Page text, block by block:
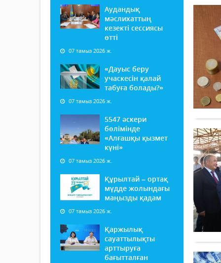
Аудандық
мәслихаттың
кезекті сессиясы
өтті
07 тамыз 2026 ж.
«Дауыс беру
учаскесін қалай
табуға болады?»
07 тамыз 2026 ж.
5547 әскери
бөлімінде
«Алғашқы қызмет
күні»
07 тамыз 2026 ж.
Құрылтай – ортақ
мүдде жолындағы
маңызды қадам
07 тамыз 2026 ж.
Қаржылық
сауаттылықты
арттыруға
бағытталған